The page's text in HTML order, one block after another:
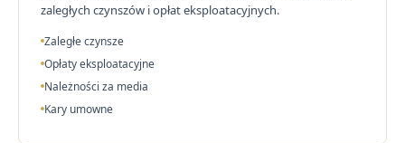
zaległych czynszów i opłat eksploatacyjnych.
Zaległe czynsze
Opłaty eksploatacyjne
Należności za media
Kary umowne